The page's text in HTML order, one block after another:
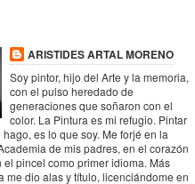
ARISTIDES ARTAL MORENO
Soy pintor, hijo del Arte y la memoria,
con el pulso heredado de
generaciones que soñaron con el
color. La Pintura es mi refugio. Pintar
es lo que soy. Me forjé en la
de mis padres, en el corazón
el pincel como primer idioma. Más
me dio alas y título, licenciándome en